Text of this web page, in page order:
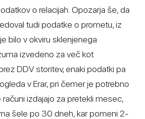
o relacijah. Opozarja še, da
tudi podatke o prometu, iz
bilo v okviru sklenjenega
izvedeno za več kot
DDV storitev, enaki podatki pa
v Erar, pri čemer je potrebno
izdajajo za pretekli mesec,
šele po 30 dneh, kar pomeni 2-